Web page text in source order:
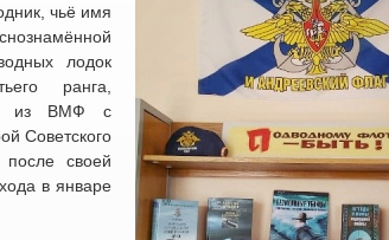
чьё имя
лодок
ранга,
из ВМФ с
Советского
своей
в январе